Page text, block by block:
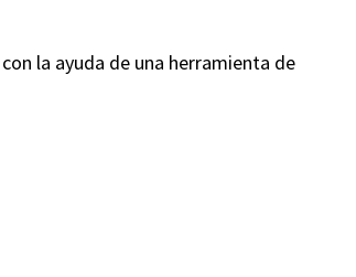
la ayuda de una herramienta de